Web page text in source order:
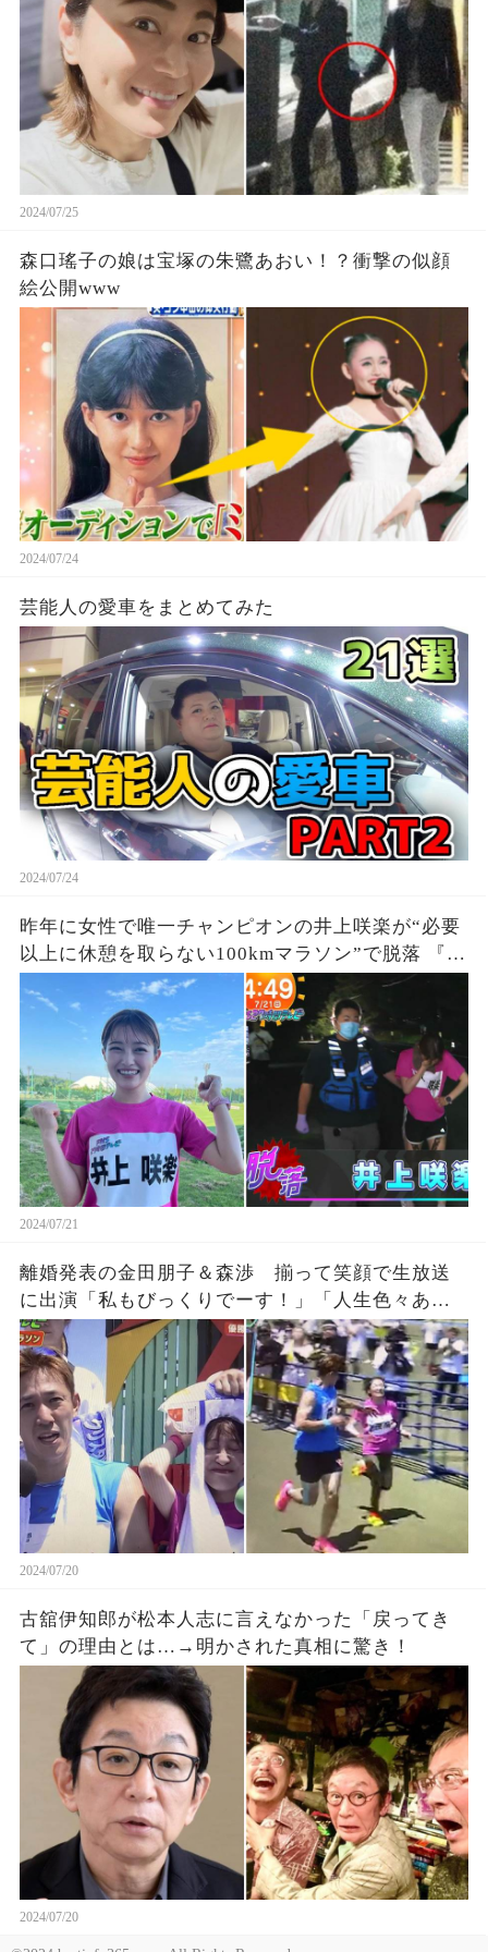
2024/07/25
森口瑤子の娘は宝塚の朱鷺あおい！？衝撃の似顔
絵公開www
2024/07/24
芸能人の愛車をまとめてみた
2024/07/24
昨年に女性で唯一チャンピオンの井上咲楽が“必要
以上に休憩を取らない100kmマラソン”で脱落 『27
時間テレビ』鬼企画「100kmサバイバルマラソ
ン」に猛激怒、、、死んだら責任取れるの？
2024/07/21
離婚発表の金田朋子＆森渉 揃って笑顔で生放送
に出演「私もびっくりでーす！」「人生色々ある
よな。」
2024/07/20
古舘伊知郎が松本人志に言えなかった「戻ってき
て」の理由とは…→明かされた真相に驚き！
2024/07/20